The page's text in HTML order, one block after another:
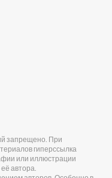
запрещено. При
гиперссылка
или иллюстрации
автора.